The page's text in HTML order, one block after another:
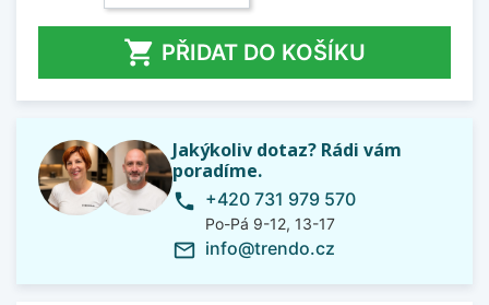
 PŘIDAT DO KOŠÍKU
Jakýkoliv dotaz? Rádi vám
poradíme.
phone +420 731 979 570
Po-Pá 9-12, 13-17
mail_outline info@trendo.cz